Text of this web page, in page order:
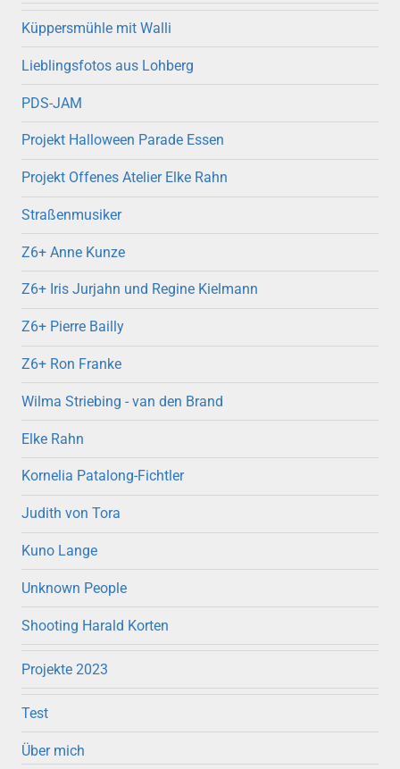
Küppersmühle mit Walli
Lieblingsfotos aus Lohberg
PDS-JAM
Projekt Halloween Parade Essen
Projekt Offenes Atelier Elke Rahn
Straßenmusiker
Z6+ Anne Kunze
Z6+ Iris Jurjahn und Regine Kielmann
Z6+ Pierre Bailly
Z6+ Ron Franke
Wilma Striebing - van den Brand
Elke Rahn
Kornelia Patalong-Fichtler
Judith von Tora
Kuno Lange
Unknown People
Shooting Harald Korten
Projekte 2023
Test
Über mich